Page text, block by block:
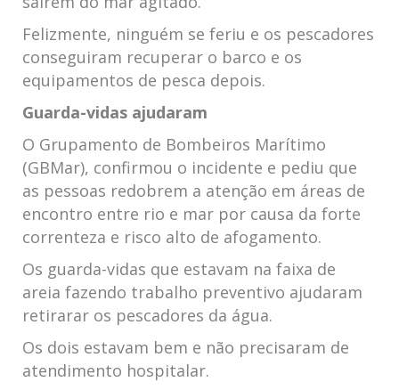
Felizmente, ninguém se feriu e os pescadores
conseguiram recuperar o barco e os
equipamentos de pesca depois.
Guarda-vidas ajudaram
O Grupamento de Bombeiros Marítimo
(GBMar), confirmou o incidente e pediu que
as pessoas redobrem a atenção em áreas de
encontro entre rio e mar por causa da forte
correnteza e risco alto de afogamento.
Os guarda-vidas que estavam na faixa de
areia fazendo trabalho preventivo ajudaram
retirarar os pescadores da água.
Os dois estavam bem e não precisaram de
atendimento hospitalar.